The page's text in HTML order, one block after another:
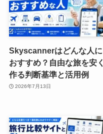
Skyscannerはどんな人に
おすすめ？自由な旅を安く
作る判断基準と活用例
2026年7月13日